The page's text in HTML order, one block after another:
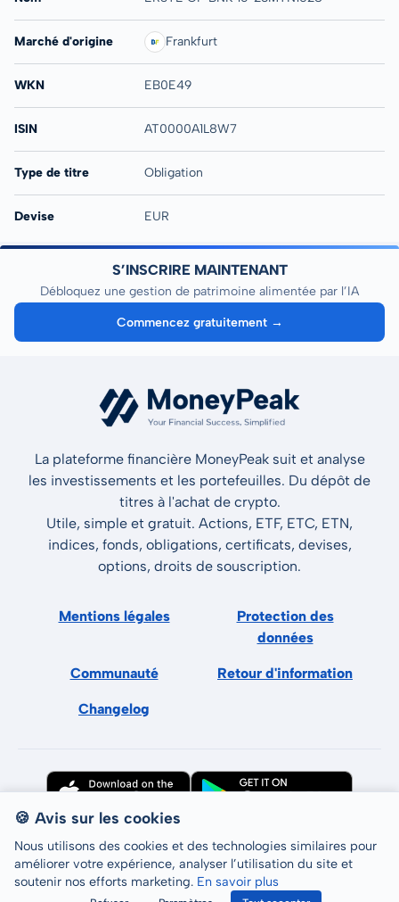
Marché d'origine Frankfurt
WKN EB0E49
ISIN AT0000A1L8W7
Type de titre Obligation
Devise EUR
S’INSCRIRE MAINTENANT
Débloquez une gestion de patrimoine alimentée par l’IA
Commencez gratuitement →
La plateforme financière MoneyPeak suit et analyse
les investissements et les portefeuilles. Du dépôt de
titres à l'achat de crypto.
Utile, simple et gratuit. Actions, ETF, ETC, ETN,
indices, fonds, obligations, certificats, devises,
options, droits de souscription.
Mentions légales
Protection des
données
Communauté Retour d'information
Changelog
Tous droits réservés © LCP GmbH 2026
🍪 Avis sur les cookies
Nous utilisons des cookies et des technologies similaires pour
améliorer votre expérience, analyser l’utilisation du site et
soutenir nos efforts marketing. En savoir plus